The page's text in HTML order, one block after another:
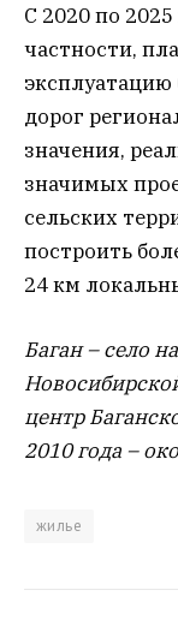
С 2020 по
частности,
дорог
значения,
значимых
сельских
построить
24 км
Баган – село
центр
2010 года –
жилье